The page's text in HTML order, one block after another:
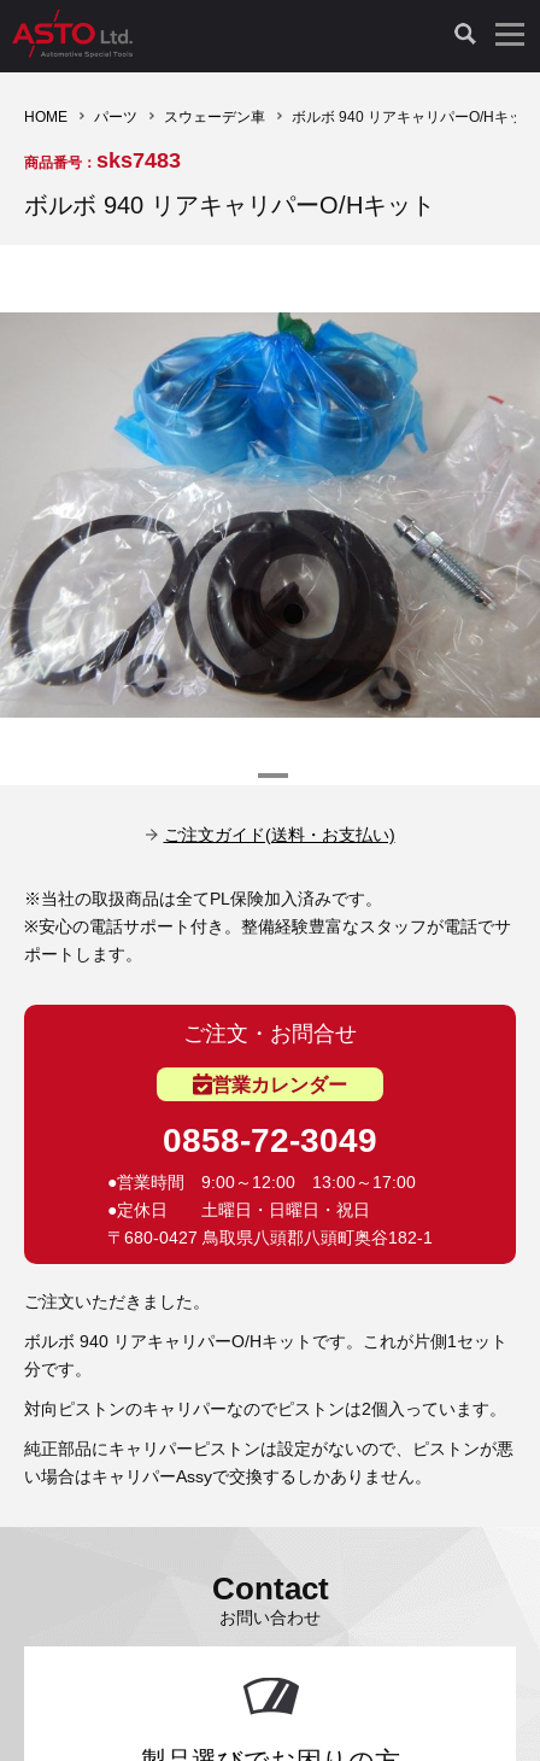
診断機（16）
オプション品（17）
TPMS（4）
その他（9）
診断テスター（10）
スモークテスター（4）
安定化電源ユニット（8）
バッテリーテスター（4）
古い車両用診断テスター（10）
バイク用診断テスター（7）
その他（20）
HCB TOOLS（45）
ドイツ車（211）
イタリア/フランス車（27）
イギリス車（23）
アメリカ車（15）
スウェーデン車（20）
バッテリーチャージャー（4）
ディーゼルインジェクター&グロープラグ ツール（7）
ホイールロック取り外しツール（6）
3D プリンターペン（8）
オシロスコープ（2）
ドイツ車（427）
アメリカ車（60）
スウェーデン車（45）
日本車（40）
ロシア（8）
ブレーキキャリパーリペアキット（368）
キー関連（19）
ライト関連（6）
現品修理（77）
コントロールユニット初期化（3）
イモビライザーOFF（1）
その他（6）
オシロスコープ（10）
HOME パーツ スウェーデン車 ボルボ 940 リアキャリパーO/Hキット
商品番号： sks7483
ボルボ 940 リアキャリパーO/Hキット
ご注文ガイド(送料・お支払い)
※当社の取扱商品は全てPL保険加入済みです。
※安心の電話サポート付き。整備経験豊富なスタッフが電話でサ
ポートします。
ご注文・お問合せ
営業カレンダー
0858-72-3049
●営業時間 9:00～12:00 13:00～17:00
●定休日 土曜日・日曜日・祝日
〒680-0427 鳥取県八頭郡八頭町奥谷182-1
ご注文いただきました。
ボルボ 940 リアキャリパーO/Hキットです。これが片側1セット
分です。
対向ピストンのキャリパーなのでピストンは2個入っています。
純正部品にキャリパーピストンは設定がないので、ピストンが悪
い場合はキャリパーAssyで交換するしかありません。
Contact
お問い合わせ